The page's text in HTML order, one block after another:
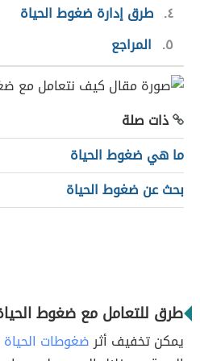
٤ طرق إدارة ضغوط الحياة
٥
المراجع
ذات صلة
ما هي ضغوط الحياة
بحث عن ضغوط الحياة
طرق للتعامل مع ضغوط
يمكن تخفيف أثرضغوطات الحياة